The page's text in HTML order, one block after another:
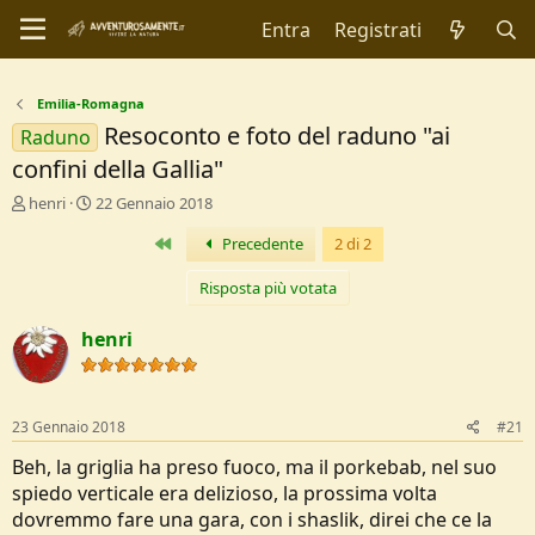
Entra Registrati
Emilia-Romagna
Raduno
Resoconto e foto del raduno "ai
confini della Gallia"
C
r
e
D
c
u
s
s
i
henri
D
I
n
i
i
o
22 Gennaio 2018
Primo Precedente 2 di 2
Risposta più votata
henri
23 Gennaio 2018 #21
Beh, la griglia ha preso fuoco, ma il porkebab, nel suo
spiedo verticale era delizioso, la prossima volta
dovremmo fare una gara, con i shaslik, direi che ce la